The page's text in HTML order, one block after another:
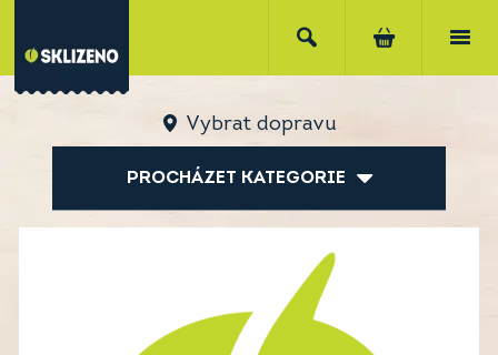
Vybrat dopravu
PROCHÁZET KATEGORIE